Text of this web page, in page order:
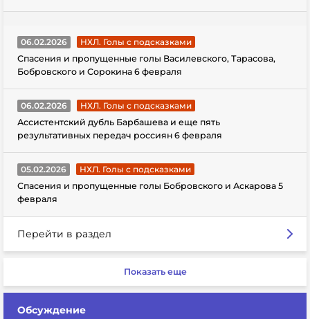
06.02.2026
НХЛ. Голы с подсказками
Спасения и пропущенные голы Василевского, Тарасова,
Бобровского и Сорокина 6 февраля
06.02.2026
НХЛ. Голы с подсказками
Ассистентский дубль Барбашева и еще пять
результативных передач россиян 6 февраля
05.02.2026
НХЛ. Голы с подсказками
Спасения и пропущенные голы Бобровского и Аскарова 5
февраля
Перейти в раздел
Показать еще
Обсуждение